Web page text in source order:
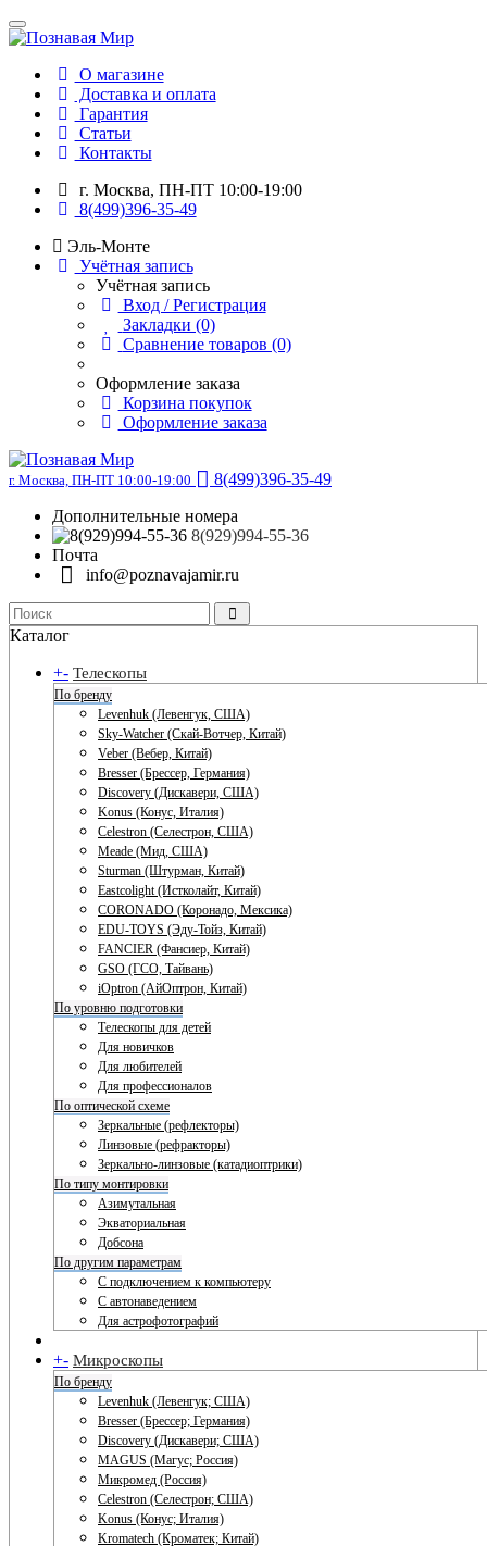
О магазине
Доставка и оплата
Гарантия
Статьи
Контакты
г. Москва, ПН-ПТ 10:00-19:00
8(499)396-35-49
Эль-Монте
Учётная запись
Учётная запись
Вход / Регистрация
Закладки (0)
Сравнение товаров (0)
Оформление заказа
Корзина покупок
Оформление заказа
г. Москва, ПН-ПТ 10:00-19:00
8(499)396-35-49
Дополнительные номера
8(929)994-55-36
Почта
info@poznavajamir.ru
Каталог
+- Телескопы
По бренду
Levenhuk (Левенгук, США)
Sky-Watcher (Скай-Вотчер, Китай)
Veber (Вебер, Китай)
Bresser (Брессер, Германия)
Discovery (Дискавери, США)
Konus (Конус, Италия)
Celestron (Селестрон, США)
Meade (Мид, США)
Sturman (Штурман, Китай)
Eastcolight (Истколайт, Китай)
CORONADO (Коронадо, Мексика)
EDU-TOYS (Эду-Тойз, Китай)
FANCIER (Фансиер, Китай)
GSO (ГСО, Тайвань)
iOptron (АйОптрон, Китай)
По уровню подготовки
Телескопы для детей
Для новичков
Для любителей
Для профессионалов
По оптической схеме
Зеркальные (рефлекторы)
Линзовые (рефракторы)
Зеркально-линзовые (катадиоптрики)
По типу монтировки
Азимутальная
Экваториальная
Добсона
По другим параметрам
С подключением к компьютеру
С автонаведением
Для астрофотографий
+- Микроскопы
По бренду
Levenhuk (Левенгук; США)
Bresser (Брессер; Германия)
Discovery (Дискавери; США)
MAGUS (Магус; Россия)
Микромед (Россия)
Celestron (Селестрон; США)
Konus (Конус; Италия)
Kromatech (Кроматек; Китай)